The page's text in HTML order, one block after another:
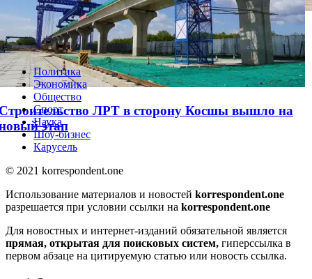
коттедж из возвращенных активов
в Астане: фото
ЛРТ в сторону Косшы вышло на
этап
Политика
Экономика
Общество
Спорт
Наука
Шоу-бизнес
Карусель
© 2021 korrespondent.one
Использование материалов и новостей korrespondent.one
разрешается при условии ссылки на korrespondent.one
Для новостных и интернет-изданий обязательной является
прямая, открытая для поисковых систем, гиперссылка в
первом абзаце на цитируемую статью или новость ссылка.